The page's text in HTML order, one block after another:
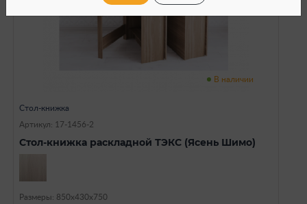
В наличии
Стол-книжка
Артикул: 17-1456-2
Стол-книжка раскладной ТЭКС (Ясень Шимо)
Размеры: 850х430х750